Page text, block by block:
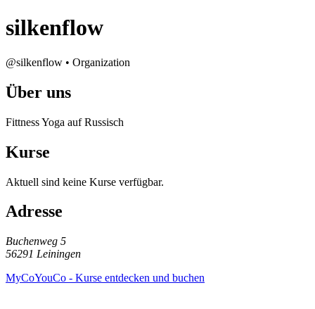
silkenflow
@silkenflow • Organization
Über uns
Fittness Yoga auf Russisch
Kurse
Aktuell sind keine Kurse verfügbar.
Adresse
Buchenweg 5
56291 Leiningen
MyCoYouCo - Kurse entdecken und buchen